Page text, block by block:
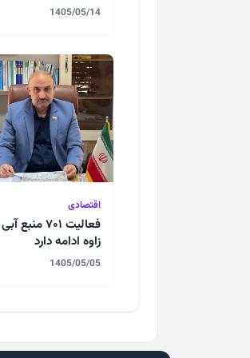
1405/05/14
اقتصادی
فعالیت ۷۰۱ منبع
زاوه ادامه دارد
1405/05/05